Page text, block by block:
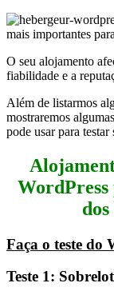
mais importantes
O seu alojamento
fiabilidade e a
Além de listarmos
mostraremos
pode usar para testar
Faça o teste do
Teste 1: